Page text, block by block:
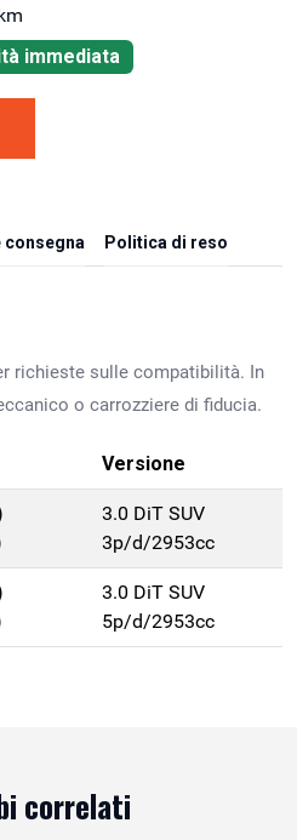
immediata
consegna Politica di reso
richieste sulle compatibilità. In
o carrozziere di fiducia.
Versione
3.0 DiT SUV
3p/d/2953cc
3.0 DiT SUV
5p/d/2953cc
correlati